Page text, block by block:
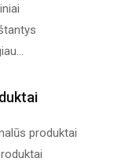
produktai